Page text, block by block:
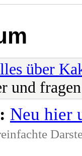
über
und fragen
Neu hier